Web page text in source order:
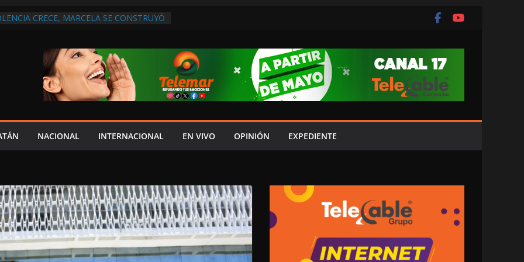
CRECE, MARCELA SE CONSTRUYÓ
EMPLEOS
NO PAGA A PROVEEDORES, PEMEX LA
HAY UN PROYECTO PARA
CULTURAL MULTIFUNCIONAL EN EL
MÉDICA PARA FIJAR
RESPONSABLE DEL ACCIDENTE
NACIONAL INTERNACIONAL EN VIVO OPINIÓN EXPEDIENTE